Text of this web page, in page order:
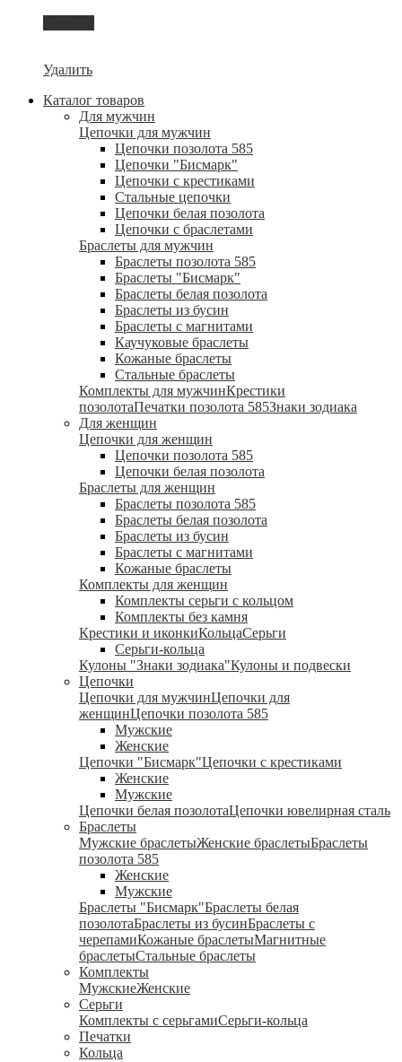
Удалить
Каталог товаров
Для мужчин
Цепочки для мужчин
Цепочки позолота 585
Цепочки "Бисмарк"
Цепочки с крестиками
Стальные цепочки
Цепочки белая позолота
Цепочки с браслетами
Браслеты для мужчин
Браслеты позолота 585
Браслеты "Бисмарк"
Браслеты белая позолота
Браслеты из бусин
Браслеты с магнитами
Каучуковые браслеты
Кожаные браслеты
Стальные браслеты
Комплекты для мужчинКрестики
позолотаПечатки позолота 585Знаки зодиака
Для женщин
Цепочки для женщин
Цепочки позолота 585
Цепочки белая позолота
Браслеты для женщин
Браслеты позолота 585
Браслеты белая позолота
Браслеты из бусин
Браслеты с магнитами
Кожаные браслеты
Комплекты для женщин
Комплекты серьги с кольцом
Комплекты без камня
Крестики и иконкиКольцаСерьги
Серьги-кольца
Кулоны "Знаки зодиака"Кулоны и подвески
Цепочки
Цепочки для мужчинЦепочки для
женщинЦепочки позолота 585
Мужские
Женские
Цепочки "Бисмарк"Цепочки с крестиками
Женские
Мужские
Цепочки белая позолотаЦепочки ювелирная сталь
Браслеты
Мужские браслетыЖенские браслетыБраслеты
позолота 585
Женские
Мужские
Браслеты "Бисмарк"Браслеты белая
позолотаБраслеты из бусинБраслеты с
черепамиКожаные браслетыМагнитные
браслетыСтальные браслеты
Комплекты
МужскиеЖенские
Серьги
Комплекты с серьгамиСерьги-кольца
Печатки
Кольца